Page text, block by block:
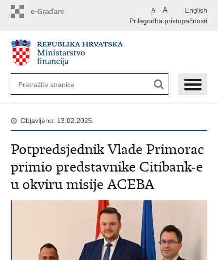
English
A A
Prilagodba pristupačnosti
Objavljeno: 13.02.2025.
Potpredsjednik Vlade Primorac
primio predstavnike Citibank-e
u okviru misije ACEBA